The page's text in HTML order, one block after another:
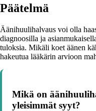
Päätelmä
Äänihuulihalvaus voi olla
diagnoosilla ja
tuloksia. Mikäli koet äänen
hakeutua lääkärin arvioon
Mikä on
yleisimmät syyt?